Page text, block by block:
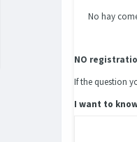
No hay
NO
If the question
I want to